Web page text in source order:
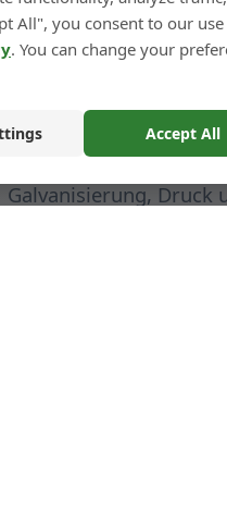
Wir können auch
Design durchführen,
Galvanisierung, Druck
All", you consent to our
. You can change your
Accept All